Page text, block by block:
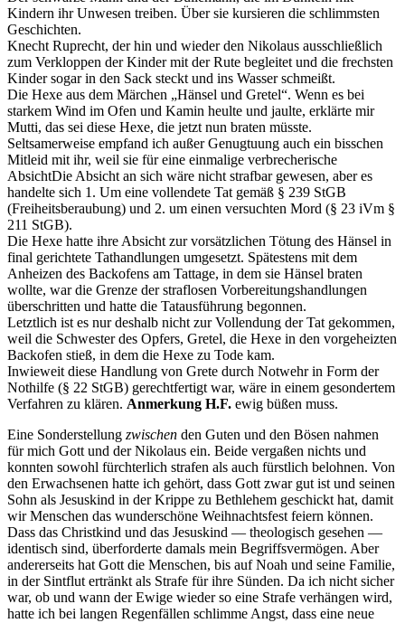
Kindern ihr Unwesen treiben. Über sie kursieren die schlimmsten
Geschichten.
Knecht Ruprecht, der hin und wieder den Nikolaus ausschließlich
zum Verkloppen der Kinder mit der Rute begleitet und die frechsten
Kinder sogar in den Sack steckt und ins Wasser schmeißt.
Die Hexe aus dem Märchen
Hänsel und Gretel . Wenn es bei
starkem Wind im Ofen und Kamin heulte und jaulte, erklärte mir
Mutti, das sei diese Hexe, die jetzt nun braten müsste.
Seltsamerweise empfand ich außer Genugtuung auch ein bisschen
Mitleid mit ihr, weil sie für eine einmalige verbrecherische
AbsichtDie Absicht an sich wäre nicht strafbar gewesen, aber es
handelte sich 1. Um eine vollendete Tat gemäß § 239 StGB
(Freiheitsberaubung) und 2. um einen versuchten Mord (§ 23 iVm §
211 StGB).
Die Hexe hatte ihre Absicht zur vorsätzlichen Tötung des Hänsel in
final gerichtete Tathandlungen umgesetzt. Spätestens mit dem
Anheizen des Backofens am Tattage, in dem sie Hänsel braten
wollte, war die Grenze der straflosen Vorbereitungshandlungen
überschritten und hatte die Tatausführung begonnen.
Letztlich ist es nur deshalb nicht zur Vollendung der Tat gekommen,
weil die Schwester des Opfers, Gretel, die Hexe in den vorgeheizten
Backofen stieß, in dem die Hexe zu Tode kam.
Inwieweit diese Handlung von Grete durch Notwehr in Form der
Nothilfe (§ 22 StGB) gerechtfertigt war, wäre in einem gesondertem
Verfahren zu klären. Anmerkung H.F. ewig büßen muss.
Eine Sonderstellung zwischen den Guten und den Bösen nahmen
für mich Gott und der Nikolaus ein. Beide vergaßen nichts und
konnten sowohl fürchterlich strafen als auch fürstlich belohnen. Von
den Erwachsenen hatte ich gehört, dass Gott zwar gut ist und seinen
Sohn als Jesuskind in der Krippe zu Bethlehem geschickt hat, damit
wir Menschen das wunderschöne Weihnachtsfest feiern können.
Dass das Christkind und das Jesuskind — theologisch gesehen —
identisch sind, überforderte damals mein Begriffsvermögen. Aber
andererseits hat Gott die Menschen, bis auf Noah und seine Familie,
in der Sintflut ertränkt als Strafe für ihre Sünden. Da ich nicht sicher
war, ob und wann der Ewige wieder so eine Strafe verhängen wird,
hatte ich bei langen Regenfällen schlimme Angst, dass eine neue